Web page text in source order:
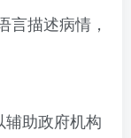
言描述病情，
助政府机构